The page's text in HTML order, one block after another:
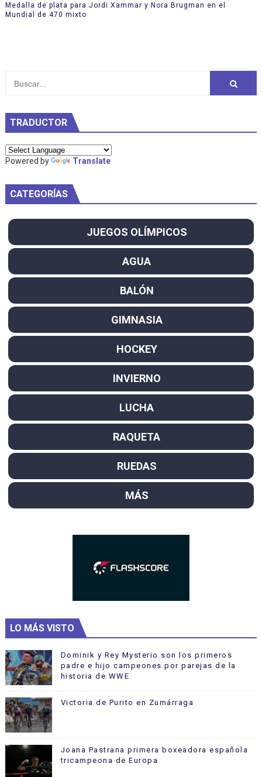
Medalla de plata para Jordi Xammar y Nora Brugman en el
Mundial de 470 mixto
TRADUCTOR
Powered by Translate
CATEGORÍAS
JUEGOS OLÍMPICOS
AGUA
BALÓN
GIMNASIA
HOCKEY
INVIERNO
LUCHA
RAQUETA
RUEDAS
MÁS
LO MÁS VISTO
Dominik y Rey Mysterio son los primeros
padre e hijo campeones por parejas de la
historia de WWE
Victoria de Purito en Zumárraga
Joana Pastrana primera boxeadora española
tricampeona de Europa